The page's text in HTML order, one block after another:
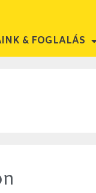
& FOGLALÁS